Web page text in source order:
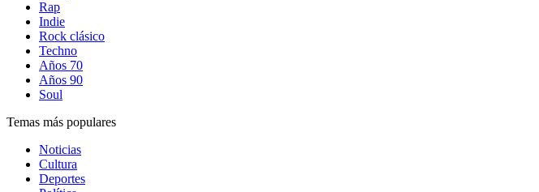
Rap
Indie
Rock clásico
Techno
Años 70
Años 90
Soul
Temas más populares
Noticias
Cultura
Deportes